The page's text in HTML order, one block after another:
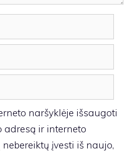
naršyklėje išsaugoti
adresą ir interneto
įvesti iš naujo,